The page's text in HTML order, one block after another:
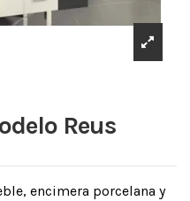
Reus
encimera porcelana y